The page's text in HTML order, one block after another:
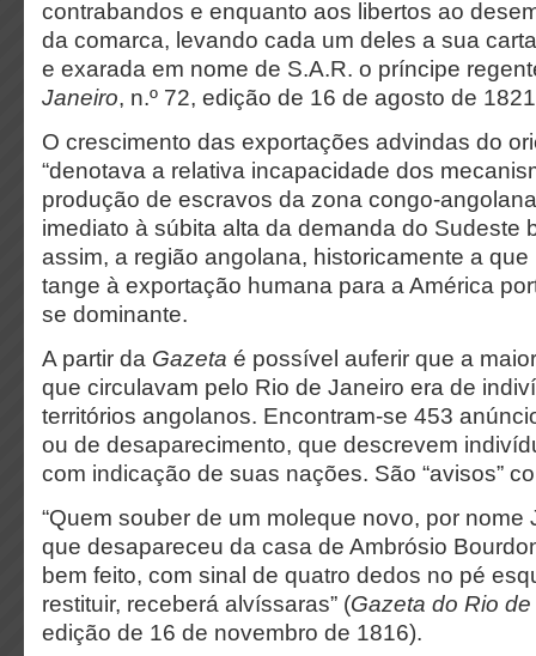
contrabandos e enquanto aos libertos ao
da comarca, levando cada um deles a sua
e exarada em nome de S.A.R. o príncipe
Janeiro, n.º 72, edição de 16 de agosto de
O crescimento das exportações advindas do
“denotava a relativa incapacidade dos
produção de escravos da zona congo-
imediato à súbita alta da demanda do Sudeste
assim, a região angolana, historicamente a
tange à exportação humana para a América
se dominante.
A partir da Gazeta é possível auferir que a
que circulavam pelo Rio de Janeiro era de
territórios angolanos. Encontram-se 453
ou de desaparecimento, que descrevem
com indicação de suas nações. São “avisos”
“Quem souber de um moleque novo, por nome
que desapareceu da casa de Ambrósio
bem feito, com sinal de quatro dedos no pé
restituir, receberá alvíssaras” (Gazeta do Rio
edição de 16 de novembro de 1816).